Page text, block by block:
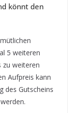
könnt den
5 weiteren
zu weiteren
Aufpreis kann
des Gutscheins